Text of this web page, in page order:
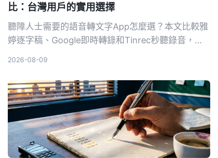
比：台灣用戶的實用選擇
聽障人士需要的語音轉文字App怎麼選？本文比較雅
婷逐字稿、Google即時轉錄和Tinrec秒聽錄音，從
2026-08-09